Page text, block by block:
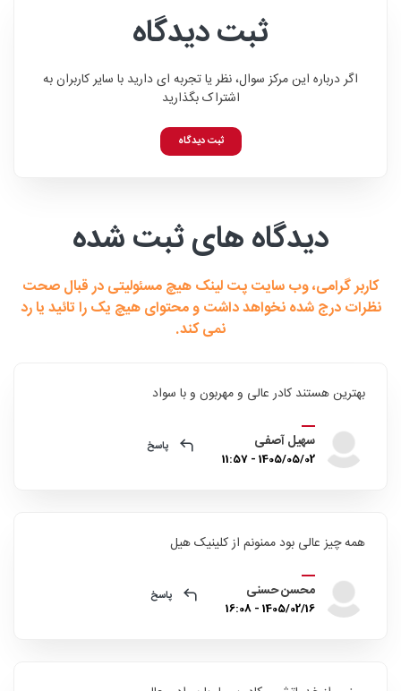
ثبت دیدگاه
اگر درباره این مرکز سوال، نظر یا تجربه ای دارید با سایر کاربران به
اشتراک بگذارید
ثبت دیدگاه
دیدگاه های ثبت شده
کاربر گرامی، وب سایت پت لینک هیچ مسئولیتی در قبال صحت
نظرات درج شده نخواهد داشت و محتوای هیچ یک را تائید یا رد
نمی کند.
بهترین هستند کادر عالی و مهربون و با سواد
سهیل آصفی
1405/05/02 - 11:57
پاسخ
همه چیز عالی بود ممنونم از کلینیک هیل
محسن حسنی
1405/02/16 - 16:08
پاسخ